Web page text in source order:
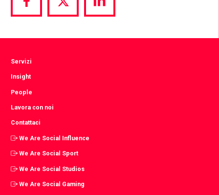
Share
via
Share
via
Share
via
Servizi
Insight
People
Lavora con noi
Contattaci
We Are Social Influence
We Are Social Sport
We Are Social Studios
We Are Social Gaming